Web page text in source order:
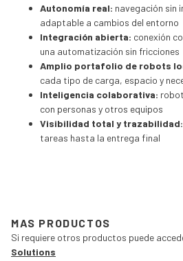
Autonomía real: navegación sin
adaptable a cambios del entorno
Integración abierta: conexión
una automatización sin fricciones
Amplio portafolio de robots
cada tipo de carga, espacio y
Inteligencia colaborativa:
con personas y otros equipos
Visibilidad total y trazabilidad:
tareas hasta la entrega final
MAS PRODUCTOS
Si requiere otros productos puede
Solutions